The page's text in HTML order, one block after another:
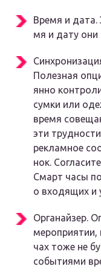
Вре­мя и дата.
мя и дату они
Полез­ная
ян­но
сум­ки или
вре­мя
эти
реклам­ное
нок.
Смарт часы
о вхо­дя­щих и
Орга­най­зер.
чах тоже не
собы­ти­я­ми